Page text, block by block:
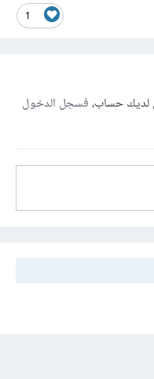
1
لديك حساب،فسجل الدخول